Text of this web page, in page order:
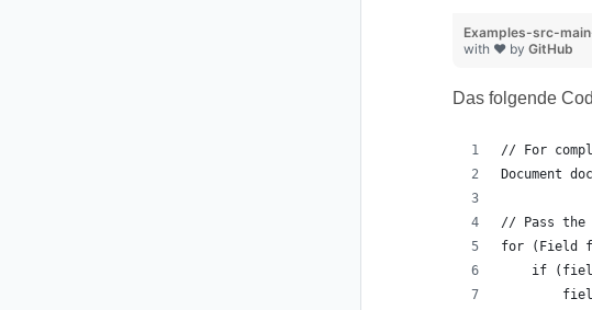
Examples-src-
with ❤ by GitHub
Das folgende
// For
Document
// Pass the
for (Field
if